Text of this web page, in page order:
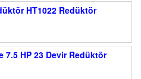
HT1022 Redüktör
7.5 HP 23 Devir Redüktör